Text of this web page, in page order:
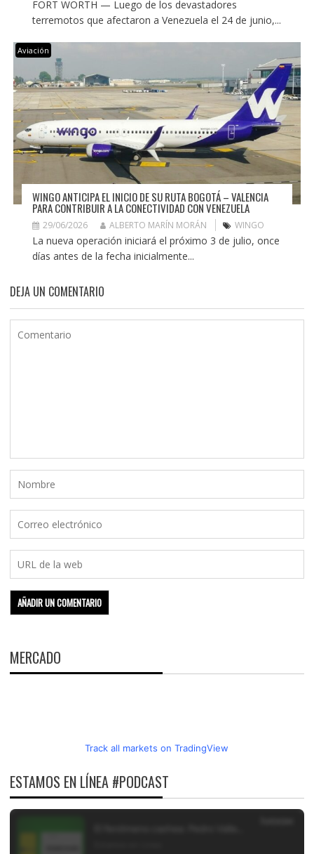
FORT WORTH — Luego de los devastadores
terremotos que afectaron a Venezuela el 24 de junio,...
Aviación
WINGO ANTICIPA EL INICIO DE SU RUTA BOGOTÁ – VALENCIA
PARA CONTRIBUIR A LA CONECTIVIDAD CON VENEZUELA
29/06/2026 ALBERTO MARÍN MORÁN WINGO
La nueva operación iniciará el próximo 3 de julio, once
días antes de la fecha inicialmente...
DEJA UN COMENTARIO
MERCADO
Track all markets on TradingView
ESTAMOS EN LÍNEA #PODCAST